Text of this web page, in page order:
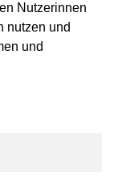
Nutzerinnen
nutzen und
und